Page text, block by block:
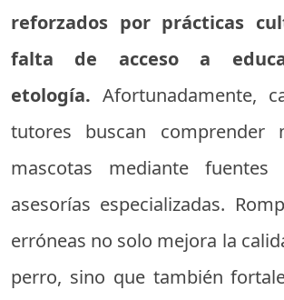
reforzados por prácticas
falta de acceso a
etología. Afortunadamente,
tutores buscan comprender
mascotas mediante fuentes
asesorías especializadas.
erróneas no solo mejora la
perro, sino que también